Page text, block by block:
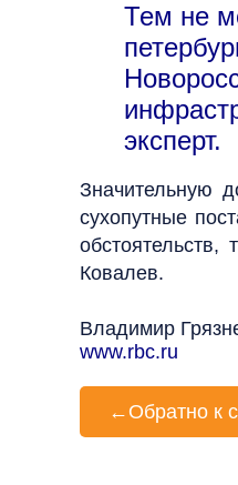
Тем не
эксперт.
Значительную
сухопутные
Ковалев.
Владимир
www.rbc.ru
← Обратно к